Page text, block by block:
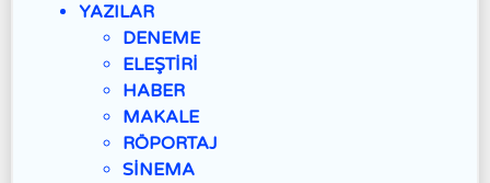
YAZILAR
DENEME
ELEŞTİRİ
HABER
MAKALE
RÖPORTAJ
SİNEMA